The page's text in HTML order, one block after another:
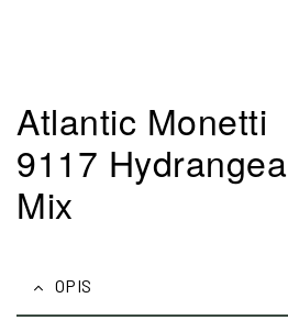
Atlantic Monetti
9117 Hydrangea
Mix
OPIS